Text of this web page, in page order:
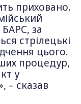
приховано.
за
стрілецькі
цього.
процедур,
у
– сказав